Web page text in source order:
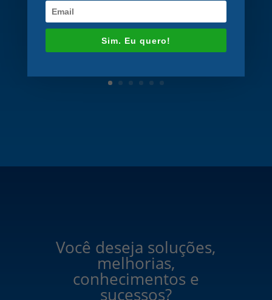
Prof. Maurício José Ferrari Rey
Coordenador Centro de
Estudos da Faculdade de
Você deseja soluções,
melhorias,
conhecimentos e
sucessos?
Sim. Eu quero!